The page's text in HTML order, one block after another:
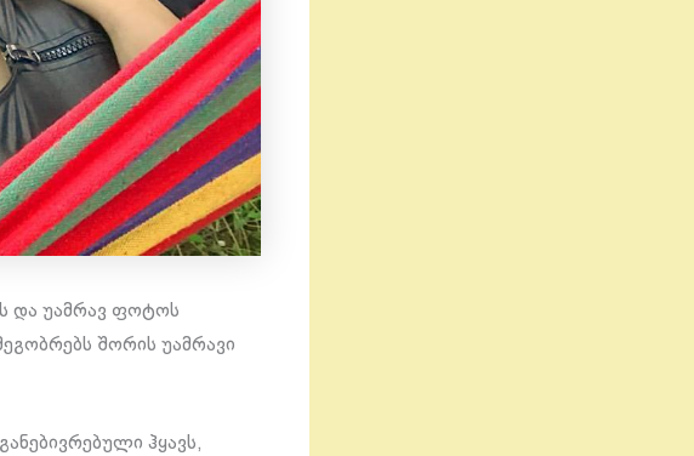
და უამრავ ფოტოს
შორის უამრავი
ჰყავს,